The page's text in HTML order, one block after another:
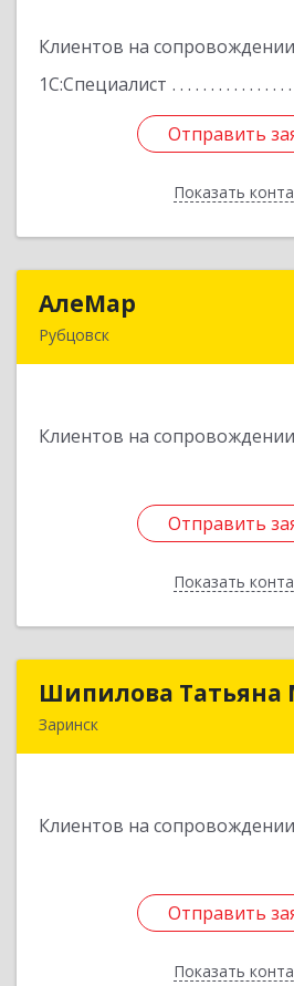
Клиентов на сопровождении
1С:Специалист
Отправить
Показать
Отправить
Назад
АлеМар
Рубцовск
Клиентов на сопровождении
Отправить
Показать
Отправить
Назад
Шипилова Татьяна
Заринск
Клиентов на сопровождении
Отправить
Показать
Шипилова
Отправить
Назад